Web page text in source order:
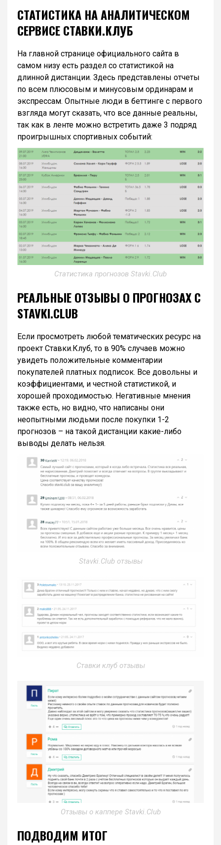
СТАТИСТИКА НА АНАЛИТИЧЕСКОМ
СЕРВИСЕ СТАВКИ.КЛУБ
На главной странице официального сайта в
самом низу есть раздел со статистикой на
длинной дистанции. Здесь представлены отчеты
по всем плюсовым и минусовым ординарам и
экспрессам. Опытные люди в беттинге с первого
взгляда могут сказать, что все данные реальны,
так как в ленте можно встретить даже 3 подряд
проигрышных спортивных событий:
Статистика прогнозов Stavki.Club
РЕАЛЬНЫЕ ОТЗЫВЫ О ПРОГНОЗАХ С
STAVKI.CLUB
Если просмотреть любой тематических ресурс на
проект Ставки.Клуб, то в 90% случаев можно
увидеть положительные комментарии
покупателей платных подписок. Все довольны и
коэффициентами, и честной статистикой, и
хорошей проходимостью. Негативные мнения
также есть, но видно, что написаны они
неопытными людьми после покупки 1-2
прогнозов – на такой дистанции какие-либо
выводы делать нельзя.
Stavki.Club отзывы
Ставки клуб отзывы
Отзывы о каппере Stavki.Club
ПОДВОДИМ ИТОГ